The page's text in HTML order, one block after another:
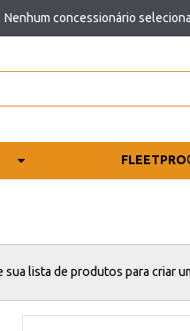
Nenhum concessionário
sua lista de produtos para criar